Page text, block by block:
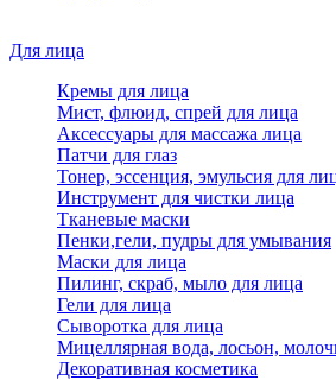
Для лица
Кремы для лица
Мист, флюид, спрей для лица
Аксессуары для массажа лица
Патчи для глаз
Тонер, эссенция, эмульсия для
Инструмент для чистки лица
Тканевые маски
Пенки,гели, пудры для умывания
Маски для лица
Пилинг, скраб, мыло для лица
Гели для лица
Сыворотка для лица
Мицеллярная вода, лосьон,
Декоративная косметика